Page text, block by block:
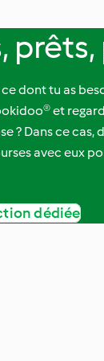
prêts,
dont tu as
et
? Dans ce cas,
avec eux
dédiée